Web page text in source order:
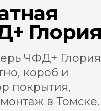
ЧФД+ Глория
короб и
покрытия,
в Томске.